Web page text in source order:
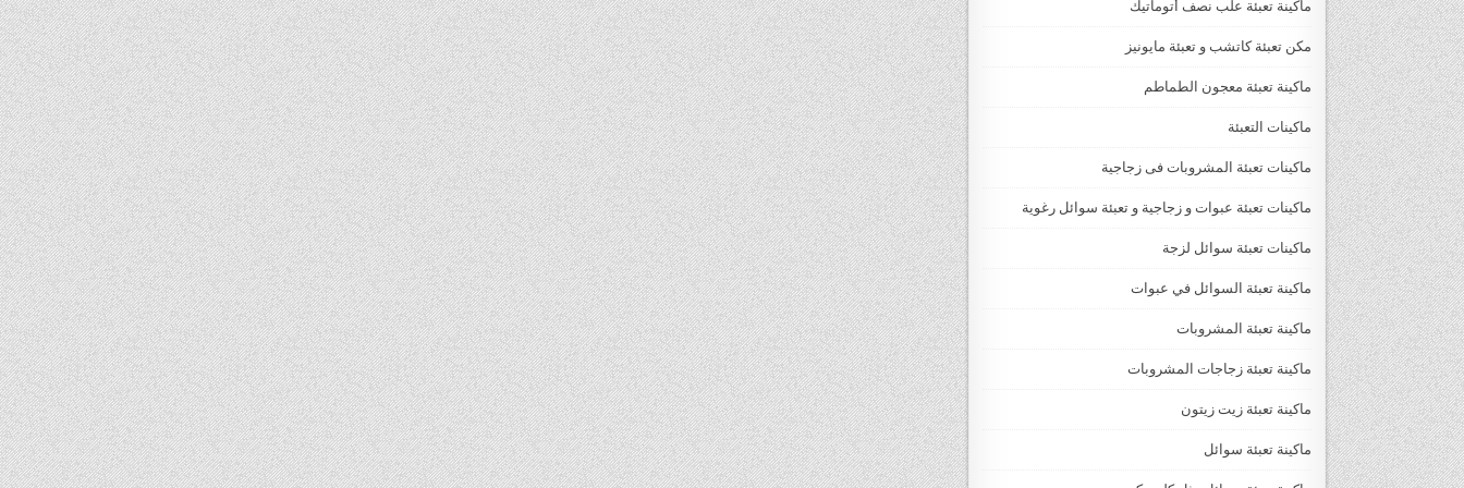
ماكينة تعبئة علب نصف أتوماتيك
مكن تعبئة كاتشب و تعبئة مايونيز
ماكينة تعبئة معجون الطماطم
ماكينات التعبئة
ماكينات تعبئة المشروبات فى زجاجية
ماكينات تعبئة عبوات و زجاجية و تعبئة سوائل رغوية
ماكينات تعبئة سوائل لزجة
‏‏‏ماكينة تعبئة السوائل في عبوات
ماكينة تعبئة المشروبات
ماكينة تعبئة زجاجات المشروبات
ماكينة تعبئة زيت زيتون
ماكينة تعبئة سوائل